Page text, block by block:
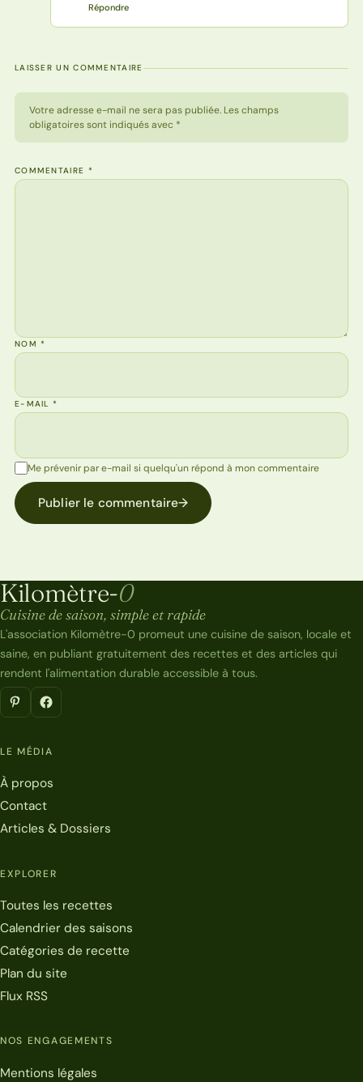
Répondre
LAISSER UN COMMENTAIRE
Votre adresse e-mail ne sera pas publiée. Les champs
obligatoires sont indiqués avec *
COMMENTAIRE *
NOM*
E-MAIL*
Me prévenir par e-mail si quelqu'un répond à mon commentaire
Publier le commentaire→
Kilomètre-0
Kilomètre-0
Cuisine de saison, simple et rapide
L'association Kilomètre-0 promeut une cuisine de saison, locale et
saine, en publiant gratuitement des recettes et des articles qui
rendent l'alimentation durable accessible à tous.
LE MÉDIA
À propos
Contact
Articles & Dossiers
EXPLORER
Toutes les recettes
Calendrier des saisons
Catégories de recette
Plan du site
Flux RSS
NOS ENGAGEMENTS
Mentions légales